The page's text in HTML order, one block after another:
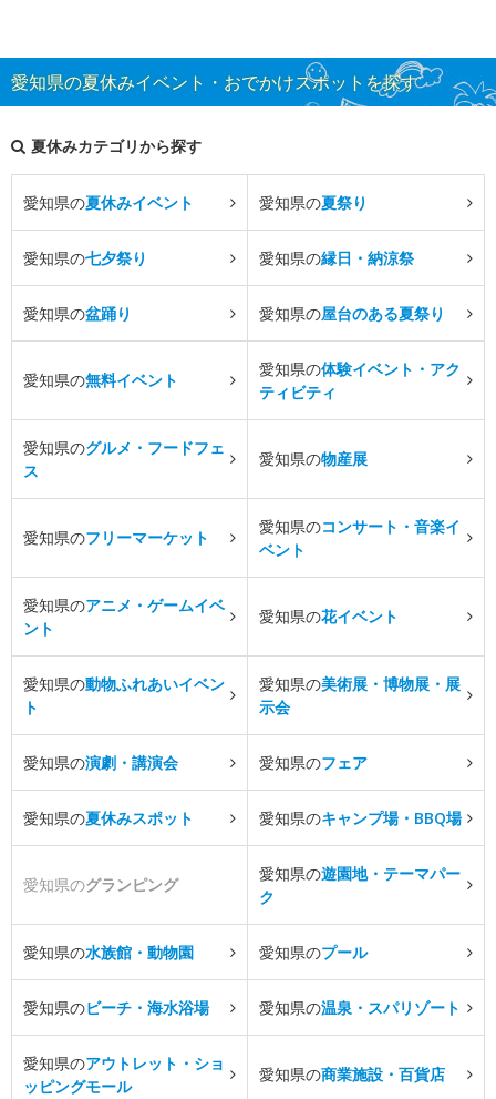
愛知県の夏休みイベント・おでかけスポットを探す
夏休みカテゴリから探す
愛知県の夏休みイベント 愛知県の夏祭り
愛知県の七夕祭り 愛知県の縁日・納涼祭
愛知県の盆踊り 愛知県の屋台のある夏祭り
愛知県の無料イベント
愛知県の体験イベント・アク
ティビティ
愛知県のグルメ・フードフェ
ス
愛知県の物産展
愛知県のフリーマーケット
愛知県のコンサート・音楽イ
ベント
愛知県のアニメ・ゲームイベ
ント
愛知県の花イベント
愛知県の動物ふれあいイベン
ト
愛知県の美術展・博物展・展
示会
愛知県の演劇・講演会 愛知県のフェア
愛知県の夏休みスポット 愛知県のキャンプ場・BBQ場
愛知県のグランピング
愛知県の遊園地・テーマパー
ク
愛知県の水族館・動物園 愛知県のプール
愛知県のビーチ・海水浴場 愛知県の温泉・スパリゾート
愛知県のアウトレット・ショ
ッピングモール
愛知県の商業施設・百貨店